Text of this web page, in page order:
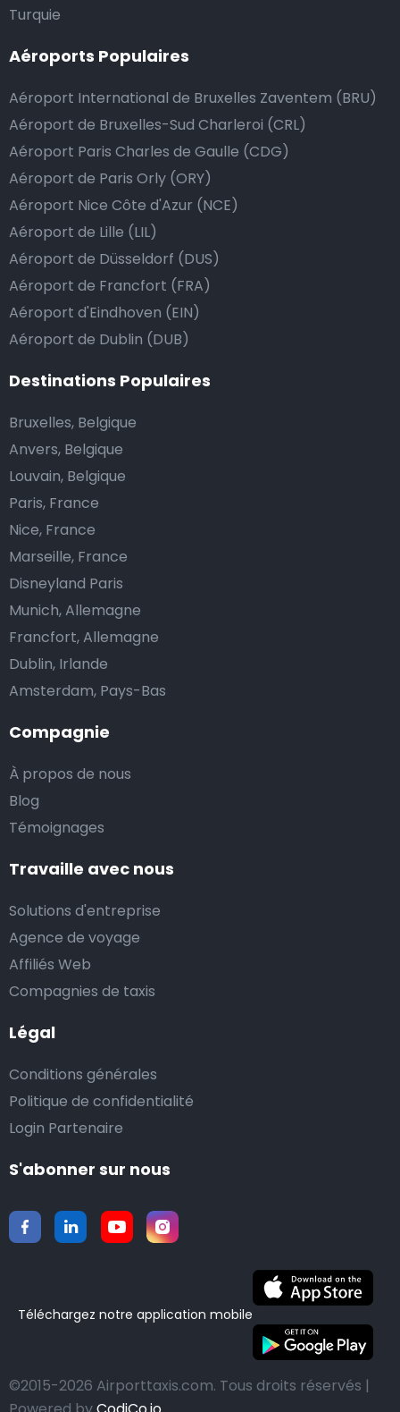
Compagnie
À propos de nous
Blog
Témoignages
Travaille avec nous
Solutions d'entreprise
Agence de voyage
Affiliés Web
Compagnies de taxis
Légal
Conditions générales
Politique de confidentialité
Login Partenaire
Turquie
Aéroports Populaires
Aéroport International de Bruxelles Zaventem (BRU)
Aéroport de Bruxelles-Sud Charleroi (CRL)
Aéroport Paris Charles de Gaulle (CDG)
Aéroport de Paris Orly (ORY)
Aéroport Nice Côte d'Azur (NCE)
Aéroport de Lille (LIL)
Aéroport de Düsseldorf (DUS)
Aéroport de Francfort (FRA)
Aéroport d'Eindhoven (EIN)
Aéroport de Dublin (DUB)
Destinations Populaires
Bruxelles, Belgique
Anvers, Belgique
Louvain, Belgique
Paris, France
Nice, France
Marseille, France
Disneyland Paris
Munich, Allemagne
Francfort, Allemagne
Dublin, Irlande
Amsterdam, Pays-Bas
S'abonner sur nous
Téléchargez notre application mobile
©2015-2026 Airporttaxis.com. Tous droits réservés |